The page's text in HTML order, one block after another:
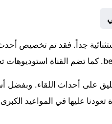
جداً. فقد تم تخصيص
. كما تضم القناة استوديوهات
على أحداث اللقاء. وبفضل
عليها في المواعيد